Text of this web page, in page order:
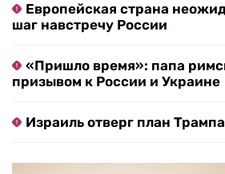
Европейская страна
шаг навстречу России
«Пришло время»: папа
призывом к России и Украине
Израиль отверг план